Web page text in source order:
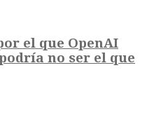
el que OpenAI
no ser el que